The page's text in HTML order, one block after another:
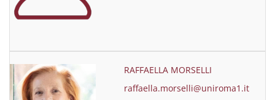
RAFFAELLA MORSELLI
raffaella.morselli@uniroma1.it